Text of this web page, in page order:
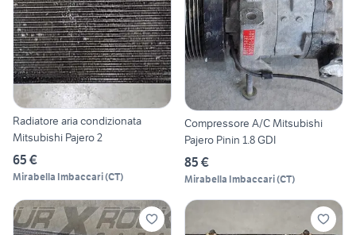
Radiatore aria condizionata
Mitsubishi Pajero 2
65 €
Mirabella Imbaccari(CT)
Compressore A/C Mitsubishi
Pajero Pinin 1.8 GDI
85 €
Mirabella Imbaccari(CT)